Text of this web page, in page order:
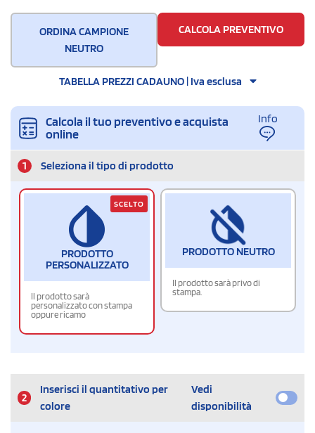
ORDINA CAMPIONE
NEUTRO
CALCOLA PREVENTIVO
TABELLA PREZZI CADAUNO | Iva esclusa
Calcola il tuo preventivo e acquista
online
Info
1 Seleziona il tipo di prodotto
PRODOTTO
PERSONALIZZATO
Il prodotto sarà
personalizzato con stampa
oppure ricamo
SCELTO
PRODOTTO NEUTRO
Il prodotto sarà privo di
stampa.
2
Inserisci il quantitativo per
colore
Vedi
disponibilità